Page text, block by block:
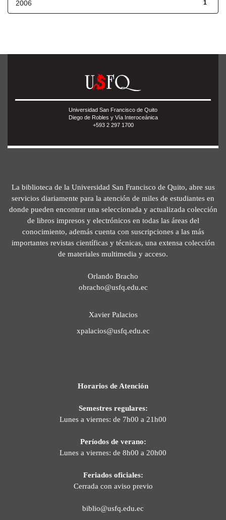
1
2006
Universidad San Francisco de Quito
Diego de Robles y Vía Interoceánica
+593 2 297 1700
La biblioteca de la Universidad San Francisco de Quito, abre sus
servicios diariamente para la atención de miles de estudiantes en
donde pueden encontrar una seleccionada y actualizada colección
de libros impresos y electrónicos en todas las áreas del
conocimiento, además cuenta con suscripciones a las más
importantes revistas científicas y técnicas, una extensa colección
de materiales multimedia y acceso.
Orlando Bracho
obracho@usfq.edu.ec
Xavier Palacios
xpalacios@usfq.edu.ec
Horarios de Atención
Semestres regulares:
Lunes a viernes: de 7h00 a 21h00
Períodos de verano:
Lunes a viernes: de 8h00 a 20h00
Feriados oficiales:
Cerrada con aviso previo
biblio@usfq.edu.ec